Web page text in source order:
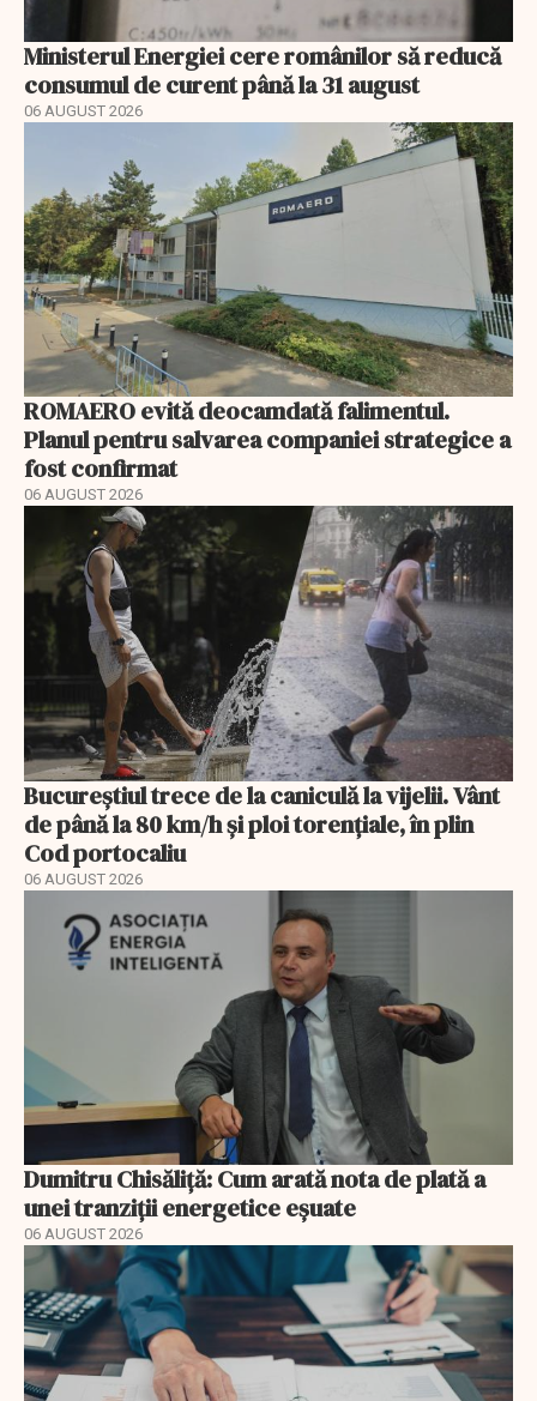
Ministerul Energiei cere românilor să reducă
consumul de curent până la 31 august
06 AUGUST 2026
ROMAERO evită deocamdată falimentul.
Planul pentru salvarea companiei strategice a
fost confirmat
06 AUGUST 2026
Bucureștiul trece de la caniculă la vijelii. Vânt
de până la 80 km/h și ploi torențiale, în plin
Cod portocaliu
06 AUGUST 2026
Dumitru Chisăliță: Cum arată nota de plată a
unei tranziții energetice eșuate
06 AUGUST 2026